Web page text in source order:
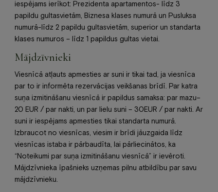
iespējams ierīkot: Prezidenta apartamentos- līdz 3
papildu gultasvietām, Biznesa klases numurā un Pusluksa
numurā-līdz 2 papildu gultasvietām, superior un standarta
klases numuros – līdz 1 papildus gultas vietai.
Mājdzīvnieki
Viesnīcā atļauts apmesties ar suni ir tikai tad, ja viesnīca
par to ir informēta rezervācijas veikšanas brīdī. Par katra
suņa izmitināšanu viesnīcā ir papildus samaksa: par mazu–
20 EUR / par nakti, un par lielu suni – 30EUR / par nakti. Ar
suni ir iespējams apmesties tikai standarta numurā.
Izbraucot no viesnīcas, viesim ir brīdi jāuzgaida līdz
viesnīcas istaba ir pārbaudīta, lai pārliecinātos, ka
“Noteikumi par suņa izmitināšanu viesnīcā” ir ievēroti.
Mājdzīvnieka īpašnieks uzņemas pilnu atbildību par savu
mājdzīvnieku.